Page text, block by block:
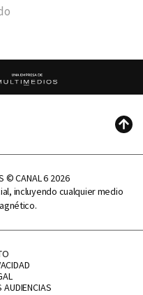
© CANAL 6 2026
incluyendo cualquier medio
AUDIENCIAS